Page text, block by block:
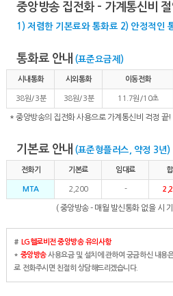
중앙방송 집전화 - 가계통신비
1) 저렴한 기본료와 통화료 2) 안정적인
통화료 안내 (표준요금제)
시내통화 시외통화 이동전화
38원/3분 38원/3분 11.7원/10초
* 중앙방송의 집전화 사용으로 가계통신비 걱정 끝!
기본료 안내 (표준형플러스, 약정 3년)
전화기 기본료 임대료 합
MTA 2,200 -
( 중앙방송 - 매월 발신통화 없을 시
# LG헬로비전 중앙방송 유의사항
* 중앙방송사용요금 및 설치에 관하여 궁금하신 내용
로 전화주시면 친절히 상담해드리겠습니다.